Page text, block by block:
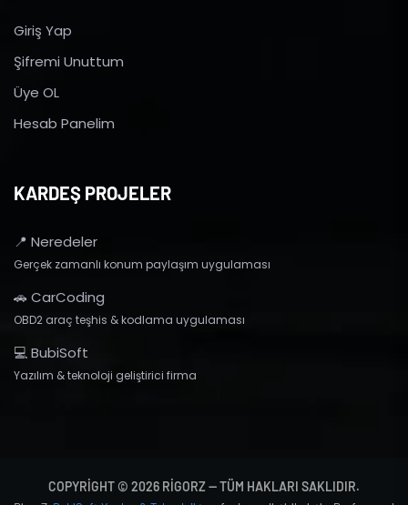
Giriş Yap
Şifremi Unuttum
Üye OL
Hesab Panelim
KARDEŞ PROJELER
📍 Neredeler
Gerçek zamanlı konum paylaşım uygulaması
🚗 CarCoding
OBD2 araç teşhis & kodlama uygulaması
💻 BubiSoft
Yazılım & teknoloji geliştirici firma
COPYRIGHT © 2026 RIGORZ — TÜM HAKLARI SAKLIDIR.